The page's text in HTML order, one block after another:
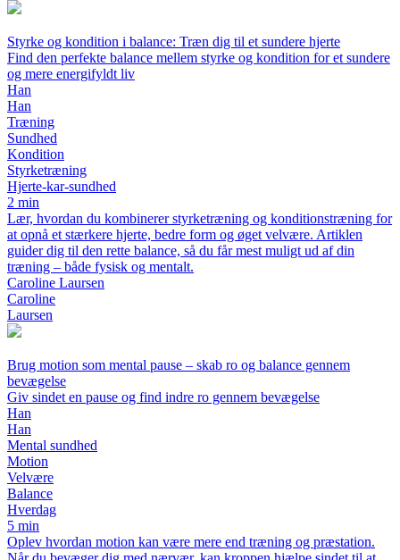
Styrke og kondition i balance: Træn dig til et sundere hjerte
Find den perfekte balance mellem styrke og kondition for et sundere
og mere energifyldt liv
Han
Han
Træning
Sundhed
Kondition
Styrketræning
Hjerte-kar-sundhed
2 min
Lær, hvordan du kombinerer styrketræning og konditionstræning for
at opnå et stærkere hjerte, bedre form og øget velvære. Artiklen
guider dig til den rette balance, så du får mest muligt ud af din
træning – både fysisk og mentalt.
Caroline Laursen
Caroline
Laursen
Brug motion som mental pause – skab ro og balance gennem
bevægelse
Giv sindet en pause og find indre ro gennem bevægelse
Han
Han
Mental sundhed
Motion
Velvære
Balance
Hverdag
5 min
Oplev hvordan motion kan være mere end træning og præstation.